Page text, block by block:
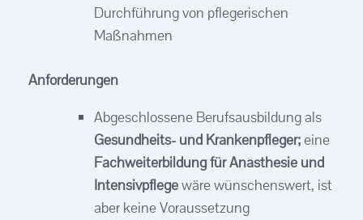
Durchführung von pflegerischen
Maßnahmen
Anforderungen
Abgeschlossene Berufsausbildung als
Gesundheits- und Krankenpfleger;eine
Fachweiterbildung für Anästhesie und
Intensivpflegewäre wünschenswert, ist
aber keine Voraussetzung